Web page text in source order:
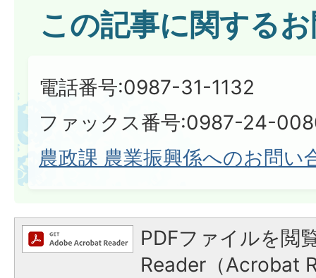
この記事に関する
電話番号:0987-31-1132
ファックス番号:0987-24-
農政課 農業振興係へのお問い
PDFファイルを閲
Reader（Acrobat